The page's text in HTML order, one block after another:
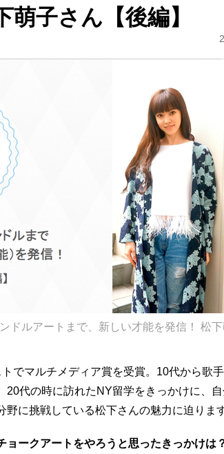
子さん【後編】
ドルアートまで、新しい才能を発信！ 松下
でマルチメディア賞を受賞。10代から歌
20代の時に訪れたNY留学をきっかけに、
野に挑戦している松下さんの魅力に迫りま
ョークアートをやろうと思ったきっかけは